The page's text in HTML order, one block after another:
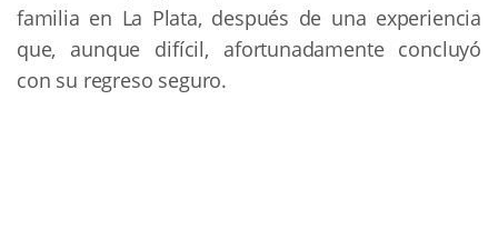
familia en La Plata, después de una experiencia
que, aunque difícil, afortunadamente concluyó
con su regreso seguro.